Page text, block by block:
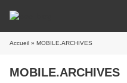
Accueil » MOBILE.ARCHIVES
MOBILE.ARCHIVES